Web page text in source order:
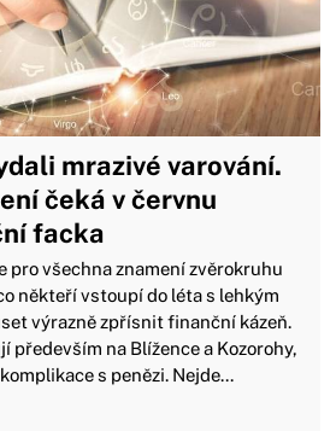
mrazivé varování.
čeká v červnu
facka
pro všechna znamení zvěrokruhu
někteří vstoupí do léta s lehkým
výrazně zpřísnit finanční kázeň.
především na Blížence a Kozorohy,
s penězi. Nejde...